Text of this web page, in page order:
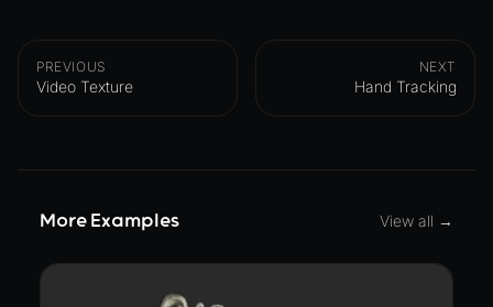
PREVIOUS
Video Texture
NEXT
Hand Tracking
More Examples View all →